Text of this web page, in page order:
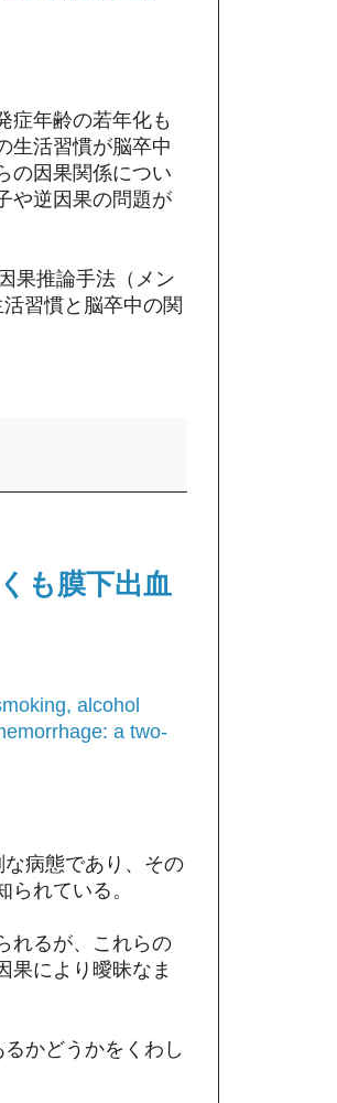
症年齢の若年化も
生活習慣が脳卒中
の因果関係につい
や逆因果の問題が
果推論手法（メン
習慣と脳卒中の関
も膜下出血
alcohol
a two-
病態であり、その
れている。
れるが、これらの
果により曖昧なま
かどうかをくわし